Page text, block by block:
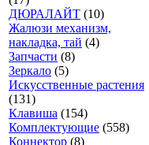
ДЮРАЛАЙТ (10)
Жалюзи механизм,
накладка, тай (4)
Запчасти (8)
Зеркало (5)
Искусственные растения
(131)
Клавиша (154)
Комплектующие (558)
Коннектор (8)